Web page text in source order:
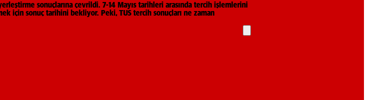
sonuçlarına çevrildi. 7-14 Mayıs tarihleri arasında tercih işlemlerini
için sonuç tarihini bekliyor. Peki, TUS tercih sonuçları ne zaman